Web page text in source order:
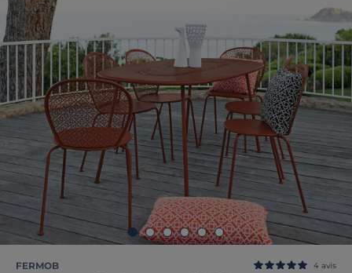
FERMOB 4 avis